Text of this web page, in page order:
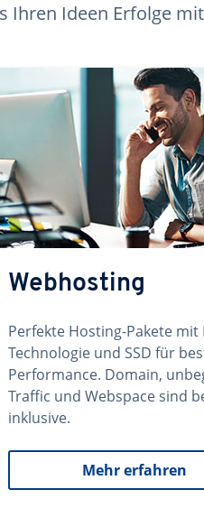
Ihren Ideen Erfolge
Webhosting
Perfekte Hosting-Pakete mit
Technologie und SSD für
Performance. Domain,
Traffic und Webspace sind
inklusive.
Mehr erfahren